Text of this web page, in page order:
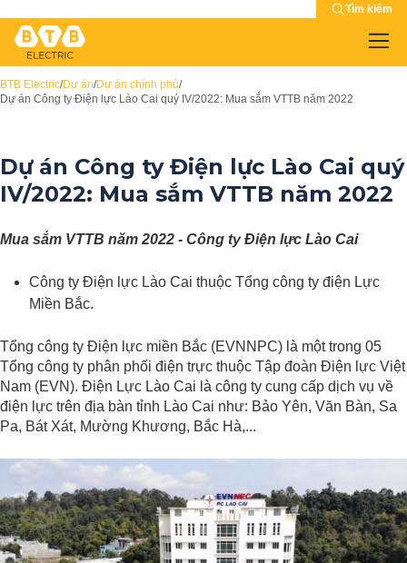
Tìm kiếm
BTB Electric/Dự án/Dự án chính phủ/
Dự án Công ty Điện lực Lào Cai quý IV/2022: Mua sắm VTTB năm 2022
Dự án Công ty Điện lực Lào Cai quý
IV/2022: Mua sắm VTTB năm 2022
Mua sắm VTTB năm 2022 - Công ty Điện lực Lào Cai
Công ty Điện lực Lào Cai thuộc Tổng công ty điện Lực
Miền Bắc.
Tổng công ty Điện lực miền Bắc (EVNNPC) là một trong 05
Tổng công ty phân phối điện trực thuộc Tập đoàn Điện lực Việt
Nam (EVN). Điện Lực Lào Cai là công ty cung cấp dịch vụ về
điện lực trên địa bàn tỉnh Lào Cai như: Bảo Yên, Văn Bàn, Sa
Pa, Bát Xát, Mường Khương, Bắc Hà,...